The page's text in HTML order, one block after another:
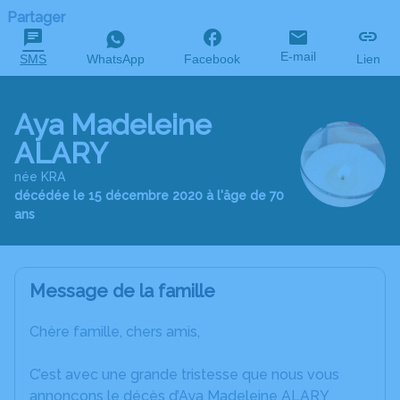
Partager
SMS WhatsApp Facebook E-mail Lien
Aya Madeleine
ALARY
née KRA
décédée le 15 décembre 2020 à l'âge de 70
ans
Message de la famille
Chère famille, chers amis,
C’est avec une grande tristesse que nous vous
annonçons le décès d’Aya Madeleine ALARY